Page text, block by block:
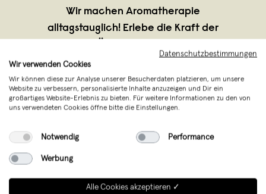
Wir machen Aromatherapie
alltagstauglich! Erlebe die Kraft der
unseren duftenden Fragrance Bracelets
und schenke Dir selbst kleine Me-Time
Momente im Alltag.
Datenschutzbestimmungen
Wir verwenden Cookies
Wir können diese zur Analyse unserer Besucherdaten platzieren, um unsere
Website zu verbessern, personalisierte Inhalte anzuzeigen und Dir ein
großartiges Website-Erlebnis zu bieten. Für weitere Informationen zu den von
uns verwendeten Cookies öffne bitte die Einstellungen.
Notwendig Performance
Werbung
Alle Cookies akzeptieren ✓